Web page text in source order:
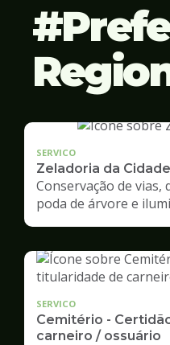
SERVICO
Zeladoria da Cidade
Conservação de vias,
poda de árvore e
SERVICO
Cemitério -
carneiro / ossuário